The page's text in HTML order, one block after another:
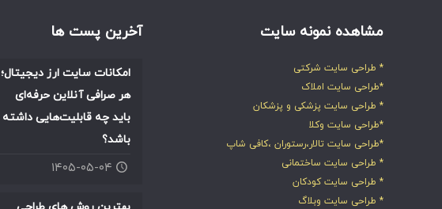
مشاهده نمونه سایت
* طراحی سایت شرکتی
*طراحی سایت املاک
* طراحی سایت پزشکی و پزشکان
*طراحی سایت وکلا
*طراحی سایت تالار،رستوران ،کافی شاپ
* طراحی سایت ساختمانی
* طراحی سایت کودکان
* طراحی سایت وبلاگ
آخرین پست ها
امکانات سایت ارز دیجیتال؛
هر صرافی آنلاین حرفه‌ای
باید چه قابلیت‌هایی داشته
باشد؟
۱۴۰۵-۰۵-۰۴